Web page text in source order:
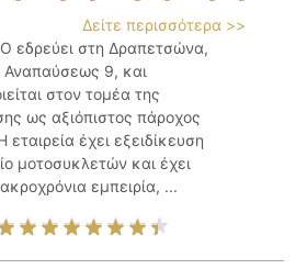
Δείτε περισσότερα >>
εδρεύει στη Δραπετσώνα,
Αναπαύσεως 9, και
στον τομέα της
ως αξιόπιστος πάροχος
έχει εξειδίκευση
μοτοσυκλετών και έχει
εμπειρία, ...